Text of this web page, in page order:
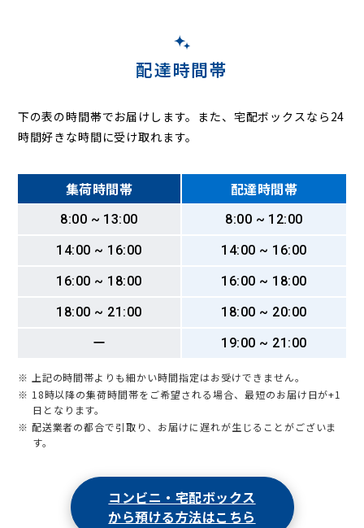
配達時間帯
下の表の時間帯でお届けします。また、宅配ボックスなら24
時間好きな時間に受け取れます。
集荷時間帯 配達時間帯
8:00 ~ 13:00
8:00 ~ 12:00
14:00 ~ 16:00
14:00 ~ 16:00
16:00 ~ 18:00
16:00 ~ 18:00
18:00 ~ 21:00
18:00 ~ 20:00
ー
19:00 ~ 21:00
※ 上記の時間帯よりも細かい時間指定はお受けできません。
※ 18時以降の集荷時間帯をご希望される場合、最短のお届け日が+1
日となります。
※ 配送業者の都合で引取り、お届けに遅れが生じることがございま
す。
コンビニ・宅配ボックス
から預ける方法はこちら